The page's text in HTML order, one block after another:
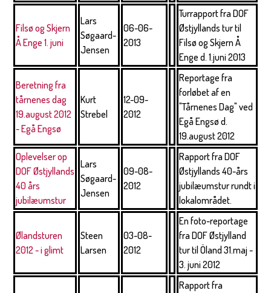
Filsø og Skjern
Å Enge 1. juni
Lars
Søgaard-
Jensen
06-06-
2013
Turrapport fra DOF
Østjyllands tur til
Filsø og Skjern Å
Enge d. 1.juni 2013
Beretning fra
tårnenes dag
19.august 2012
- Egå Engsø
Kurt
Strebel
12-09-
2012
Reportage fra
forløbet af en
"Tårnenes Dag" ved
Egå Engsø d.
19.august 2012
Oplevelser op
DOF Østjyllands
40 års
jubilæumstur
Lars
Søgaard-
Jensen
09-08-
2012
Rapport fra DOF
Østjyllands 40-års
jubilæumstur rundt i
lokalområdet.
Ølandsturen
2012 - i glimt
Steen
Larsen
03-08-
2012
En foto-reportage
fra DOF Østjylland
tur til Öland 31.maj -
3. juni 2012
Rapport fra